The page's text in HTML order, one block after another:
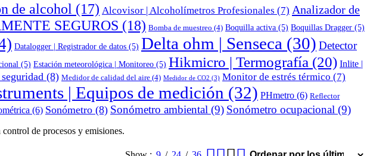
de alcohol (17) Alcovisor | Alcoholímetros Profesionales (7) Analizador de
SEGUROS (18) Bomba de muestreo (4) Boquilla activa (5) Boquillas Dragger (5)
Datalogger | Registrador de datos (5) Delta ohm | Senseca (30) Detector
(5) Estación meteorológica | Monitoreo (5) Hikmicro | Termografía (20) Inlite |
(8) Medidor de calidad del aire (4) Medidor de CO2 (3) Monitor de estrés térmico (7)
| Equipos de medición (32) PHmetro (6) Reflector
(6) Sonómetro (8) Sonómetro ambiental (9) Sonómetro ocupacional (9)
de procesos y emisiones.